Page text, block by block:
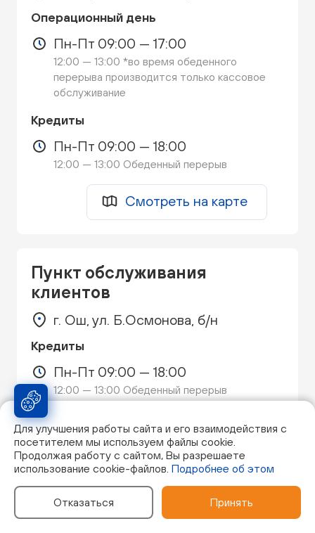
Для улучшения работы сайта и его взаимодействия с
посетителем мы используем файлы cookie.
Продолжая работу с сайтом, Вы разрешаете
использование cookie-файлов. Подробнее об этом
Отказаться Принять
Операционный день
Пн-Пт 09:00 — 17:00
12:00 — 13:00 *во время обеденного
перерыва производится только кассовое
обслуживание
Кредиты
Пн-Пт 09:00 — 18:00
12:00 — 13:00 Обеденный перерыв
Смотреть на карте
Пункт обслуживания
клиентов
г. Ош, ул. Б.Осмонова, б/н
Кредиты
Пн-Пт 09:00 — 18:00
12:00 — 13:00 Обеденный перерыв
Смотреть на карте
Следующая страница